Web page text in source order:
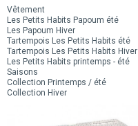
Vêtement
Les Petits Habits Papoum été
Les Papoum Hiver
Tartempois Les Petits Habits été
Tartempois Les Petits Habits Hiver
Les Petits Habits printemps - été
Saisons
Collection Printemps / été
Collection Hiver